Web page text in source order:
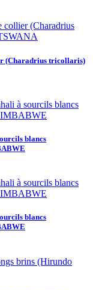
(Charadrius tricollaris)
blancs
blancs